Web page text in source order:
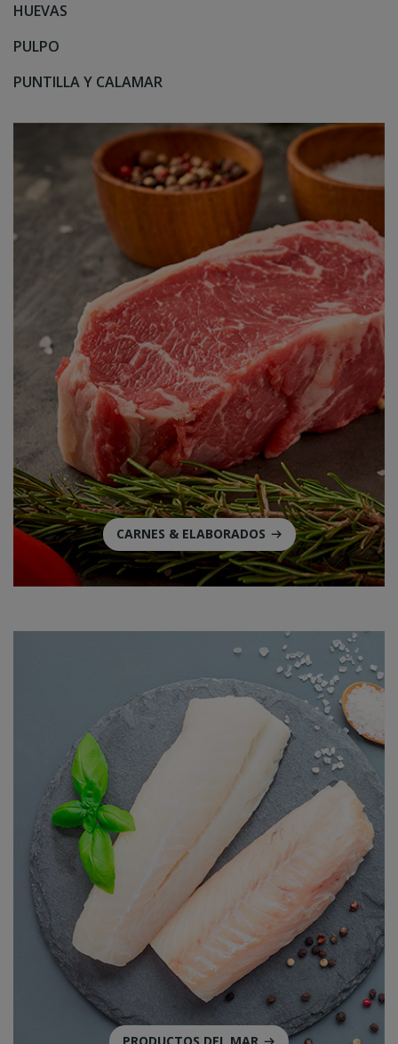
HUEVAS
PULPO
PUNTILLA Y CALAMAR
CARNES & ELABORADOS